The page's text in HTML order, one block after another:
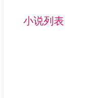
小说列表